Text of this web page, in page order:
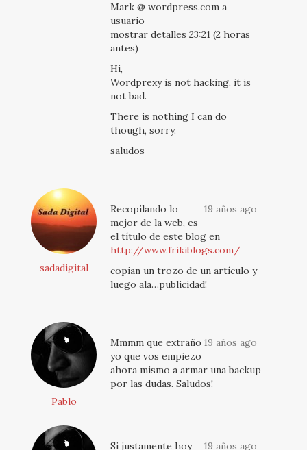
Mark @ wordpress.com a
usuario
mostrar detalles 23:21 (2 horas
antes)
Hi,
Wordprexy is not hacking, it is
not bad.
There is nothing I can do
though, sorry.
saludos
sadadigital
19 años ago
Recopilando lo
mejor de la web, es
el título de este blog en
http://www.frikiblogs.com/
copian un trozo de un artículo y
luego ala…publicidad!
Pablo
19 años ago
Mmmm que extraño
yo que vos empiezo
ahora mismo a armar una backup
por las dudas. Saludos!
19 años ago
Si justamente hoy